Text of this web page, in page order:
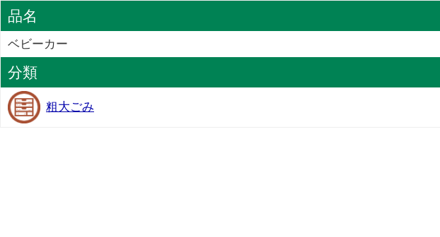
品名
ベビーカー
分類
粗大ごみ